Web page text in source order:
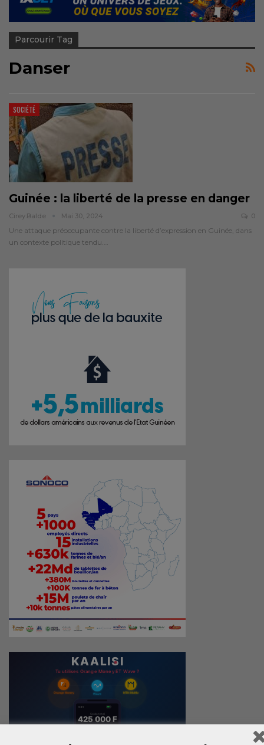
Parcourir Tag
Danser
SOCIÉTÉ
Guinée : la liberté de la presse en danger
Cirey.balde Mai 30, 2024 0
Une attaque préoccupante contre la liberté d’expression en Guinée, dans
un contexte politique tendu.…